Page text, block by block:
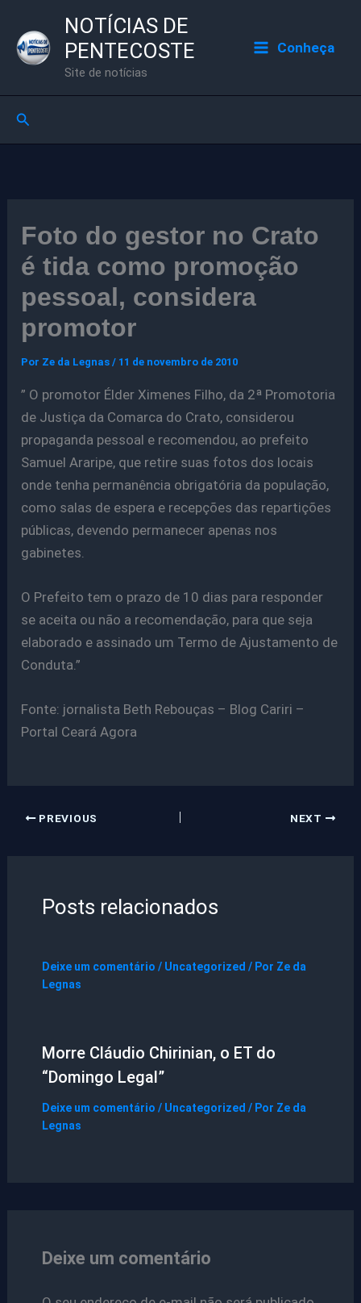
para
NOTÍCIAS DE
PENTECOSTE
Site de notícias
Conheça
Pesquisar
Foto do gestor no Crato
é tida como promoção
pessoal, considera
promotor
Por Ze da Legnas/ 11 de novembro de 2010
” O promotor Élder Ximenes Filho, da 2ª Promotoria
de Justiça da Comarca do Crato, considerou
propaganda pessoal e recomendou, ao prefeito
Samuel Araripe, que retire suas fotos dos locais
onde tenha permanência obrigatória da população,
como salas de espera e recepções das repartições
públicas, devendo permanecer apenas nos
gabinetes.
O Prefeito tem o prazo de 10 dias para responder
se aceita ou não a recomendação, para que seja
elaborado e assinado um Termo de Ajustamento de
Conduta.”
Fonte: jornalista Beth Rebouças – Blog Cariri –
Portal Ceará Agora
PREVIOUS NEXT
Posts relacionados
Deixe um comentário / Uncategorized / Por Ze da
Legnas
Morre Cláudio Chirinian, o ET do
“Domingo Legal”
Deixe um comentário / Uncategorized / Por Ze da
Legnas
Deixe um comentário